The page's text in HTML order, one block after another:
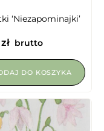
‘Niezapominajki’
zł brutto
DO KOSZYKA